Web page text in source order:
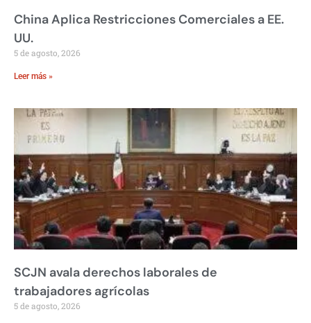
China Aplica Restricciones Comerciales a EE.
UU.
5 de agosto, 2026
Leer más »
SCJN avala derechos laborales de
trabajadores agrícolas
5 de agosto, 2026